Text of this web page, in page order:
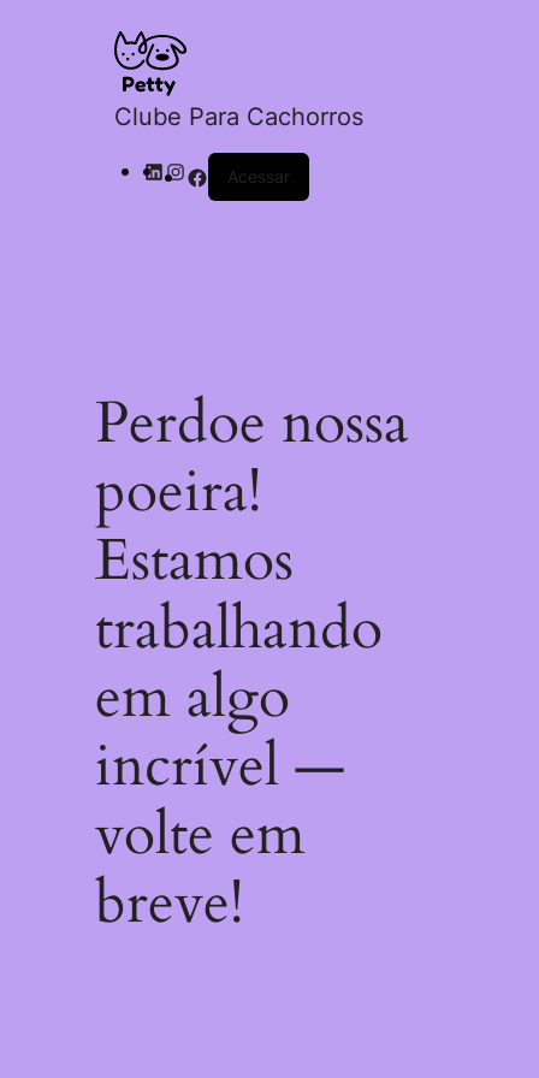
Clube Para Cachorros
Acessar
Perdoe nossa
poeira!
Estamos
trabalhando
em algo
incrível —
volte em
breve!